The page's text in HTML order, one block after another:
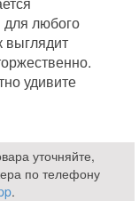
любого
выглядит
удивите
уточняйте,
по телефону
.